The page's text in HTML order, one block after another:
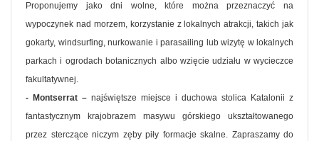
Proponujemy jako dni wolne, które można przeznaczyć na
wypoczynek nad morzem, korzystanie z lokalnych atrakcji, takich jak
gokarty, windsurfing, nurkowanie i parasailing lub wizytę w lokalnych
parkach i ogrodach botanicznych albo wzięcie udziału w wycieczce
fakultatywnej.
- Montserrat – najświętsze miejsce i duchowa stolica Katalonii z
fantastycznym krajobrazem masywu górskiego ukształtowanego
przez sterczące niczym zęby piły formacje skalne. Zapraszamy do